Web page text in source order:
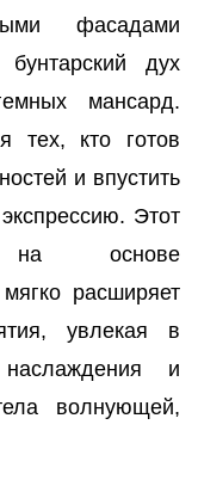
фасадами
дух
мансард.
тех, кто готов
и впустить
Этот
на основе
расширяет
увлекая в
наслаждения и
волнующей,